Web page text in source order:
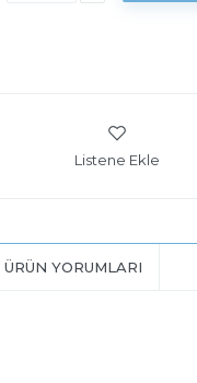
Listene Ekle
ÜRÜN YORUMLARI